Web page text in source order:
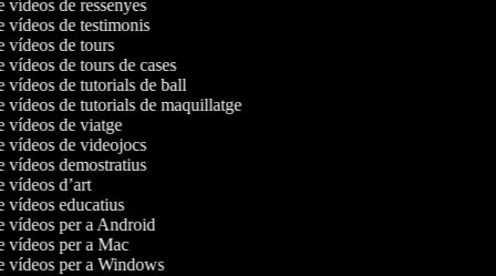
vídeos de ressenyes
vídeos de testimonis
vídeos de tours
vídeos de tours de cases
vídeos de tutorials de ball
vídeos de tutorials de maquillatge
vídeos de viatge
vídeos de videojocs
vídeos demostratius
vídeos d’art
vídeos educatius
vídeos per a Android
vídeos per a Mac
vídeos per a Windows